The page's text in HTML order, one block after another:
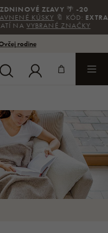
🌴-20
🔖 KÓD:EXTRA|
ZNAČKY
rodine